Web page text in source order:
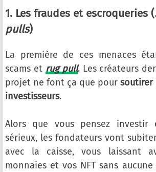
1. Les fraudes et escroqueries (
pulls)
La première de ces menaces
scams et rug pull. Les créateurs
projet ne font ça que pour soutirer
investisseurs.
Alors que vous pensez investir
sérieux, les fondateurs vont
avec la caisse, vous laissant
monnaies et vos NFT sans